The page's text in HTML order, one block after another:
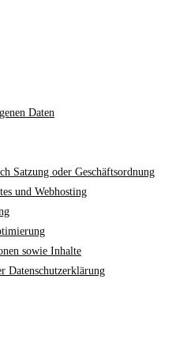
Daten
Satzung oder Geschäftsordnung
und Webhosting
sowie Inhalte
Datenschutzerklärung